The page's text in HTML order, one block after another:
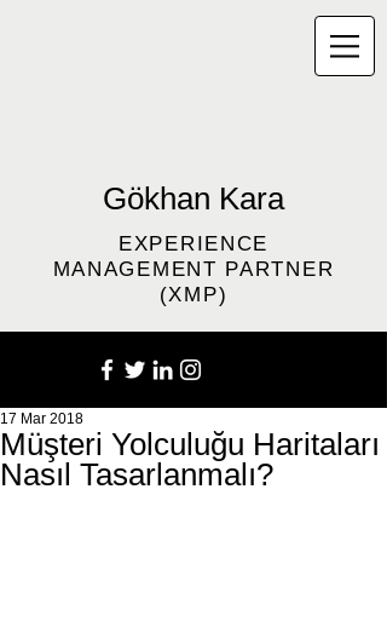
Gökhan Kara
EXPERIENCE
MANAGEMENT PARTNER
(XMP)
Müşteri Yolculuğu Haritaları
Nasıl Tasarlanmalı?
17 Mar 2018